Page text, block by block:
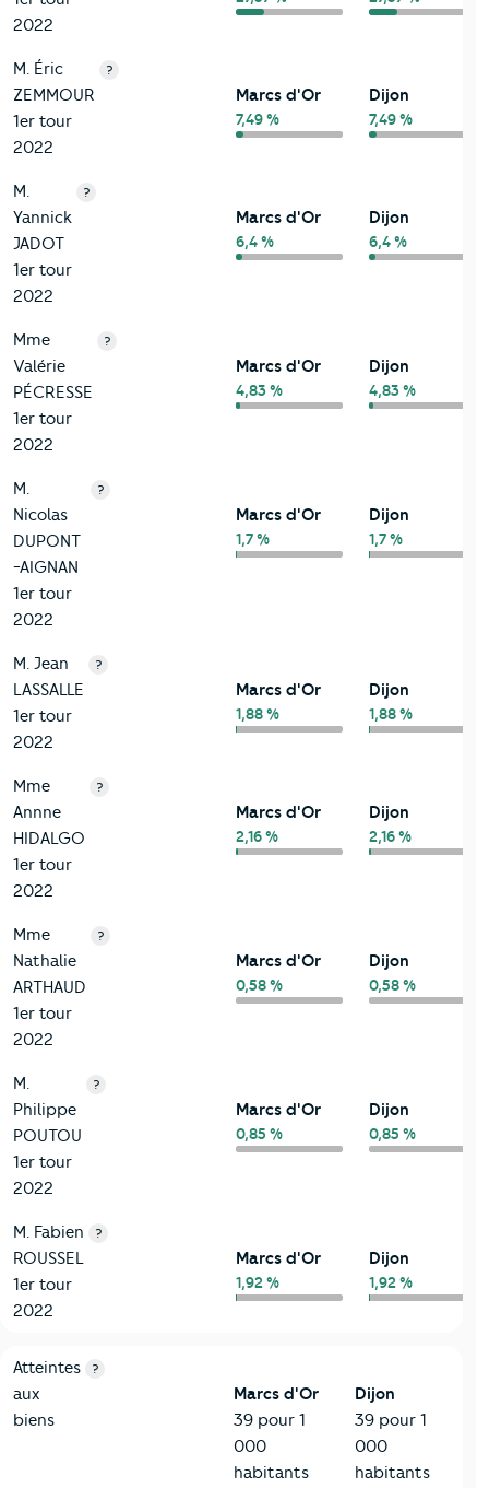
2022
M. Éric
ZEMMOUR
1er tour
2022
?
Marcs d'Or
7,49 %
Dijon
7,49 %
M.
Yannick
JADOT
1er tour
2022
?
Marcs d'Or
6,4 %
Dijon
6,4 %
Mme
Valérie
PÉCRESSE
1er tour
2022
?
Marcs d'Or
4,83 %
Dijon
4,83 %
M.
Nicolas
DUPONT
-AIGNAN
1er tour
2022
?
Marcs d'Or
1,7 %
Dijon
1,7 %
M. Jean
LASSALLE
1er tour
2022
?
Marcs d'Or
1,88 %
Dijon
1,88 %
Mme
Annne
HIDALGO
1er tour
2022
?
Marcs d'Or
2,16 %
Dijon
2,16 %
Mme
Nathalie
ARTHAUD
1er tour
2022
?
Marcs d'Or
0,58 %
Dijon
0,58 %
M.
Philippe
POUTOU
1er tour
2022
?
Marcs d'Or
0,85 %
Dijon
0,85 %
M. Fabien
ROUSSEL
1er tour
2022
?
Marcs d'Or
1,92 %
Dijon
1,92 %
7-Sécurité
Critères
Atteintes
aux
biens
?
Marcs d'Or
39 pour 1
000
habitants
Dijon
39 pour 1
000
habitants